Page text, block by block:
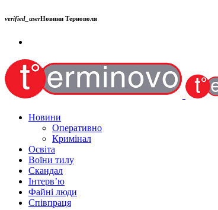
verified_userНовини Тернополя
Новини
Оперативно
Кримінал
Освіта
Воїни тилу
Скандал
Інтерв’ю
Файні люди
Співпраця